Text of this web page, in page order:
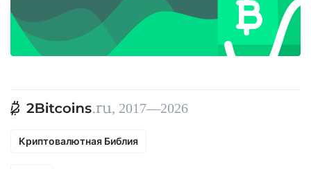
, 2017—2026
Криптовалютная Библия